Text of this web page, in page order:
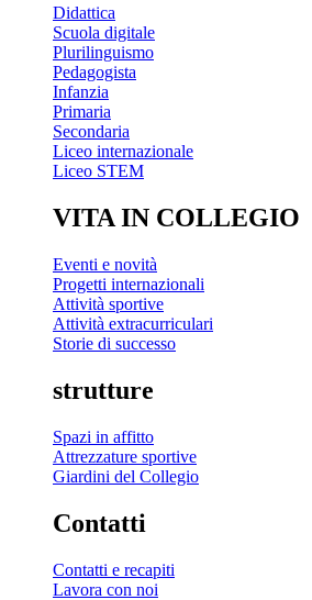
Didattica
Scuola digitale
Plurilinguismo
Pedagogista
Infanzia
Primaria
Secondaria
Liceo internazionale
Liceo STEM
VITA IN COLLEGIO
Eventi e novità
Progetti internazionali
Attività sportive
Attività extracurriculari
Storie di successo
strutture
Spazi in affitto
Attrezzature sportive
Giardini del Collegio
Contatti
Contatti e recapiti
Lavora con noi